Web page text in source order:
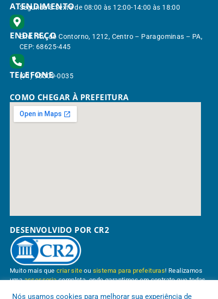
ATENDIMENTO
Segunda à Sexta de 08:00 às 12:00-14:00 às 18:00
ENDEREÇO
End.: Av. do Contorno, 1212, Centro – Paragominas – PA,
CEP: 68625-445
TELEFONE
(91) 98309-0035
COMO CHEGAR À PREFEITURA
DESENVOLVIDO POR CR2
Muito mais quecriar site ou sistema para prefeituras! Realizamos
umaassessoriacompleta, onde garantimos em contrato que todas
Nós usamos cookies para melhorar sua experiência de